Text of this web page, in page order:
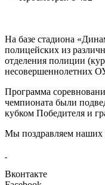
На базе стадиона
полицейских из
отделения полиции
несовершеннолетних
Программа
чемпионата были
кубком Победителя и
Мы поздравляем наших
Вконтакте